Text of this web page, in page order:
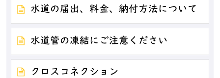
水道の届出、料金、納付方法について
水道管の凍結にご注意ください
クロスコネクション